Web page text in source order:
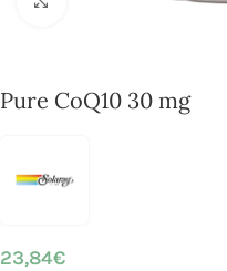
Pure CoQ10 30 mg
23,84€